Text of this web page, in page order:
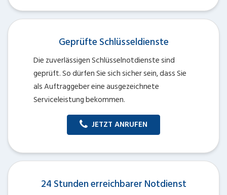
Geprüfte Schlüsseldienste
Die zuverlässigen Schlüsselnotdienste sind
geprüft. So dürfen Sie sich sicher sein, dass Sie
als Auftraggeber eine ausgezeichnete
Serviceleistung bekommen.
JETZT ANRUFEN
24 Stunden erreichbarer Notdienst